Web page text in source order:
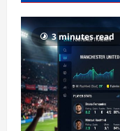
RTP
terupdate
3 minutes read